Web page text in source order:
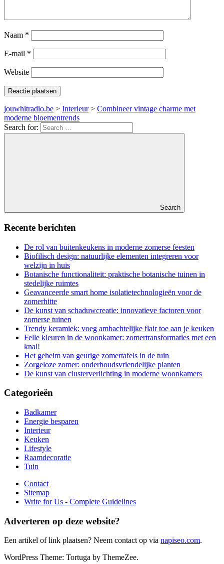
Naam *
E-mail *
Website
jouwhitradio.be > Interieur> Combineer vintage charme met
moderne bloementrends
Search for:
Search
Recente berichten
De rol van buitenkeukens in moderne zomerse feesten
Biofilisch design: natuurlijke elementen integreren voor
welzijn in huis
Botanische functionaliteit: praktische botanische tuinen in
stedelijke ruimtes
Geavanceerde smart home isolatietechnologieën voor de
zomerhitte
De kunst van schaduwcreatie: innovatieve factoren voor
zomerse tuinen
Trendy keramiek: voeg ambachtelijke flair toe aan je keuken
Felle kleuren in de woonkamer: zomertransformaties met een
knal!
Het geheim van geurige zomertafels in de tuin
Zorgeloze zomer: onderhoudsvriendelijke planten
De kunst van clusterverlichting in moderne woonkamers
Categorieën
Badkamer
Energie besparen
Interieur
Keuken
Lifestyle
Raamdecoratie
Tuin
Contact
Sitemap
Write for Us - Complete Guidelines
Adverteren op deze website?
Een artikel of link plaatsen? Neem contact op via napiseo.com.
WordPress Theme: Tortuga by ThemeZee.